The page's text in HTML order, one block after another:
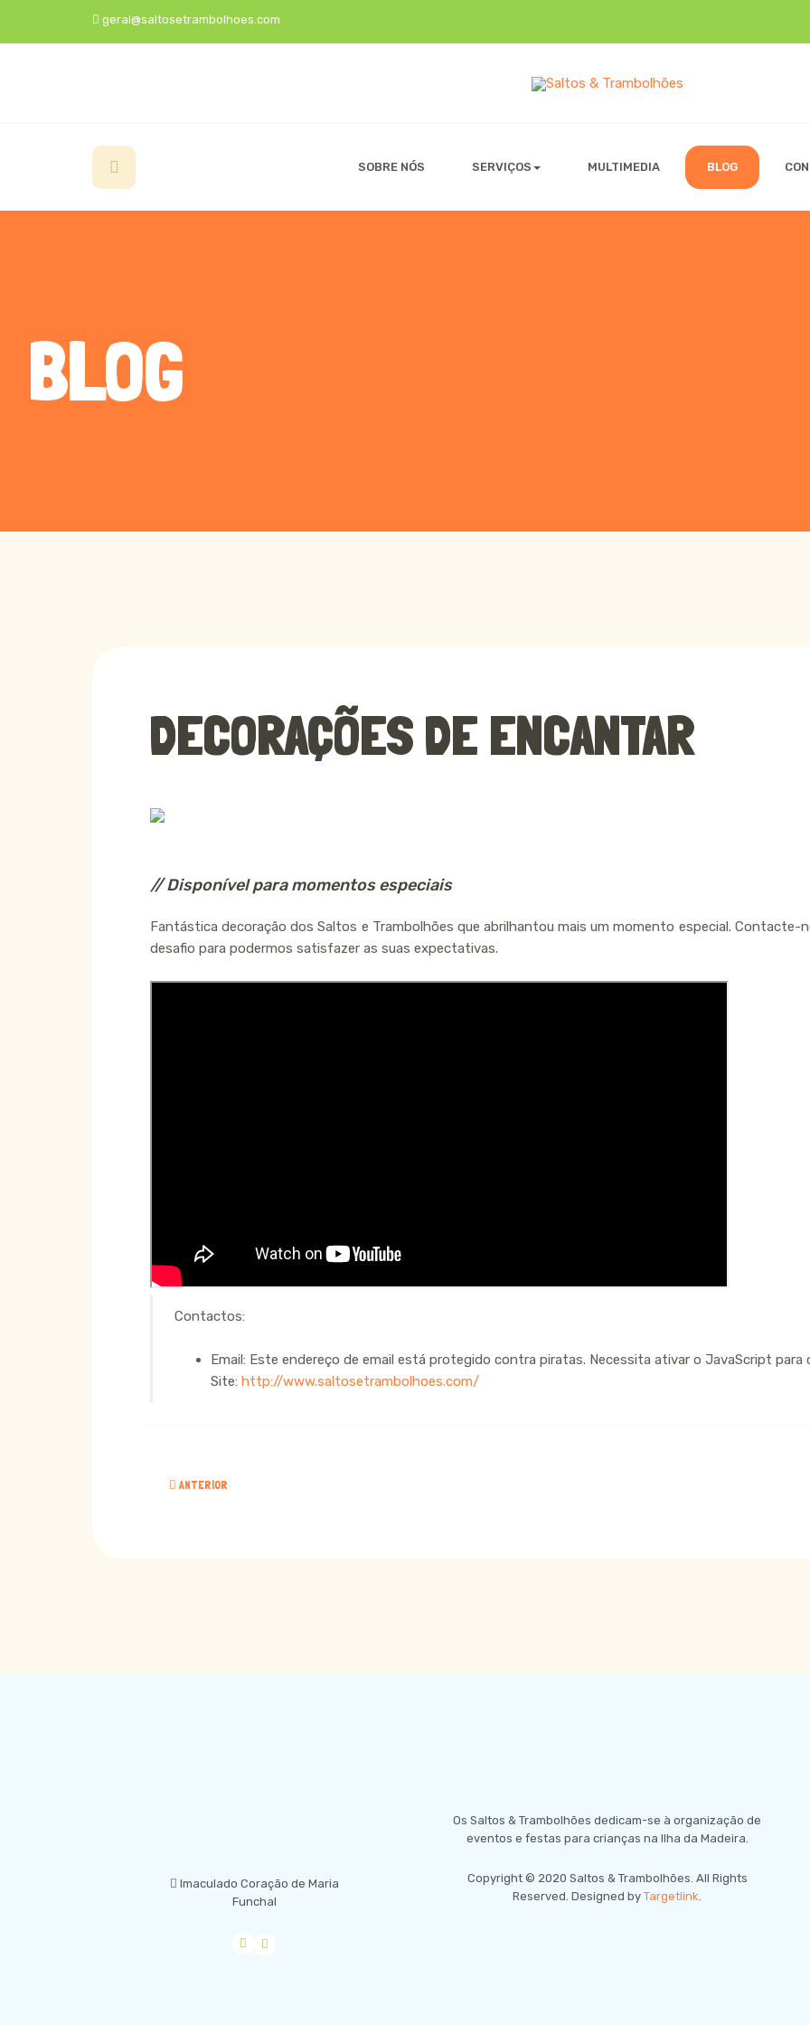
geral@saltosetrambolhoes.com
SOBRE NÓS SERVIÇOS MULTIMEDIA BLOG
BLOG
DECORAÇÕES DE ENCANTAR
// Disponível para momentos especiais
Fantástica decoração dos Saltos e Trambolhões que abrilhantou mais um momento especial. Contacte-
desafio para podermos satisfazer as suas expectativas.
Contactos:
Email: Este endereço de email está protegido contra piratas. Necessita ativar o JavaScript para
Site: http://www.saltosetrambolhoes.com/
ARTIGO ANTERIOR: DECORAÇÃO MY LITTLE PONY COM TOQUE ESPECIAL
ANTERIOR
Imaculado Coração de Maria
Funchal
Os Saltos & Trambolhões dedicam-se à organização de
eventos e festas para crianças na Ilha da Madeira.
Copyright © 2020 Saltos & Trambolhões. All Rights
Reserved. Designed byTargetlink.